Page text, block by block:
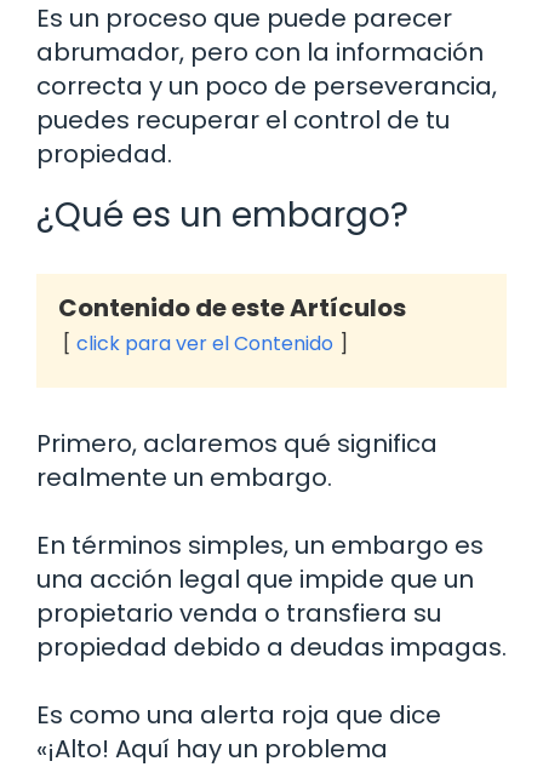
Es un proceso que puede parecer
abrumador, pero con la información
correcta y un poco de perseverancia,
puedes recuperar el control de tu
propiedad.
¿Qué es un embargo?
Contenido de este Artículos
click para ver el Contenido
Primero, aclaremos qué significa
realmente un embargo.
En términos simples, un embargo es
una acción legal que impide que un
propietario venda o transfiera su
propiedad debido a deudas impagas.
Es como una alerta roja que dice
«¡Alto! Aquí hay un problema